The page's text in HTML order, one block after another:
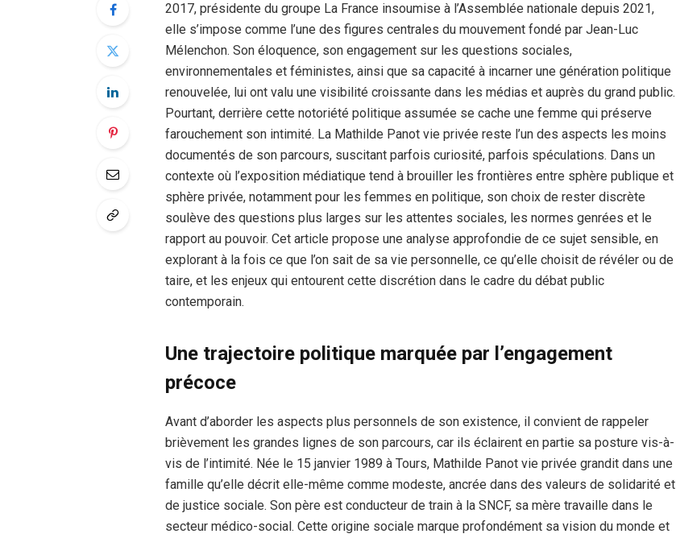
2017, présidente du groupe La France insoumise à l’Assemblée nationale depuis 2021,
elle s’impose comme l’une des figures centrales du mouvement fondé par Jean-Luc
Mélenchon. Son éloquence, son engagement sur les questions sociales,
environnementales et féministes, ainsi que sa capacité à incarner une génération politique
renouvelée, lui ont valu une visibilité croissante dans les médias et auprès du grand public.
Pourtant, derrière cette notoriété politique assumée se cache une femme qui préserve
farouchement son intimité. La Mathilde Panot vie privée reste l’un des aspects les moins
documentés de son parcours, suscitant parfois curiosité, parfois spéculations. Dans un
contexte où l’exposition médiatique tend à brouiller les frontières entre sphère publique et
sphère privée, notamment pour les femmes en politique, son choix de rester discrète
soulève des questions plus larges sur les attentes sociales, les normes genrées et le
rapport au pouvoir. Cet article propose une analyse approfondie de ce sujet sensible, en
explorant à la fois ce que l’on sait de sa vie personnelle, ce qu’elle choisit de révéler ou de
taire, et les enjeux qui entourent cette discrétion dans le cadre du débat public
contemporain.
Une trajectoire politique marquée par l’engagement
précoce
Avant d’aborder les aspects plus personnels de son existence, il convient de rappeler
brièvement les grandes lignes de son parcours, car ils éclairent en partie sa posture vis-à-
vis de l’intimité. Née le 15 janvier 1989 à Tours, Mathilde Panot vie privée grandit dans une
famille qu’elle décrit elle-même comme modeste, ancrée dans des valeurs de solidarité et
de justice sociale. Son père est conducteur de train à la SNCF, sa mère travaille dans le
secteur médico-social. Cette origine sociale marque profondément sa vision du monde et